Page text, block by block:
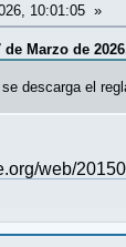
10:01:05 »
Marzo de
descarga el
web/